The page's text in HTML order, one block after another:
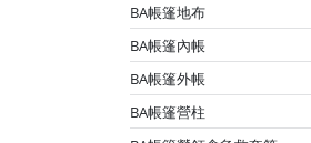
BA帳篷地布
BA帳篷內帳
BA帳篷外帳
BA帳篷營柱